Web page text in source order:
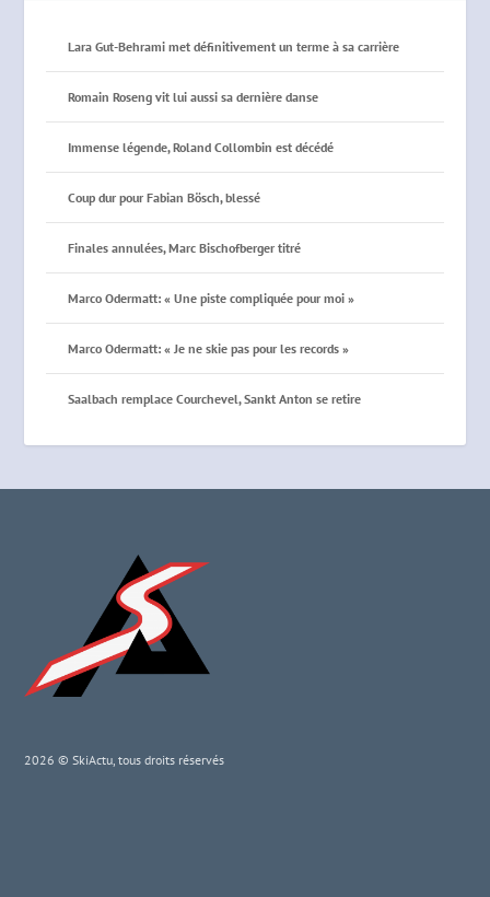
Lara Gut-Behrami met définitivement un terme à sa carrière
Romain Roseng vit lui aussi sa dernière danse
Immense légende, Roland Collombin est décédé
Coup dur pour Fabian Bösch, blessé
Finales annulées, Marc Bischofberger titré
Marco Odermatt: « Une piste compliquée pour moi »
Marco Odermatt: « Je ne skie pas pour les records »
Saalbach remplace Courchevel, Sankt Anton se retire
2026 © SkiActu, tous droits réservés